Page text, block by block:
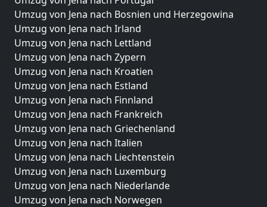
Umzug von Jena nach Bosnien und Herzegowina
Umzug von Jena nach Irland
Umzug von Jena nach Lettland
Umzug von Jena nach Zypern
Umzug von Jena nach Kroatien
Umzug von Jena nach Estland
Umzug von Jena nach Finnland
Umzug von Jena nach Frankreich
Umzug von Jena nach Griechenland
Umzug von Jena nach Italien
Umzug von Jena nach Liechtenstein
Umzug von Jena nach Luxemburg
Umzug von Jena nach Niederlande
Umzug von Jena nach Norwegen